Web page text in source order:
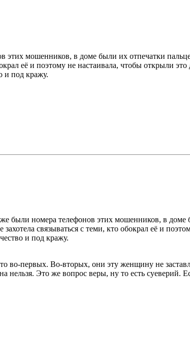
этих мошенников, в доме были их отпечатки
её и поэтому не настаивала, чтобы открыли это
и под кражу.
были номера телефонов этих мошенников, в
связываться с теми, кто обокрал её и
и под кражу.
во-первых. Во-вторых, они эту женщину не
нельзя. Это же вопрос веры, ну то есть суеверий.